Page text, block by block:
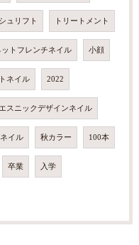
ュリフト トリートメント
ットフレンチネイル 小顔
ネイル 2022
エスニックデザインネイル
イル 秋カラー 100本
卒業 入学